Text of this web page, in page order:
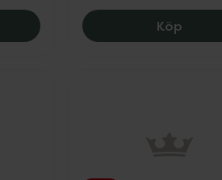
kr.Anti-Pigment Illuminating
Köp La